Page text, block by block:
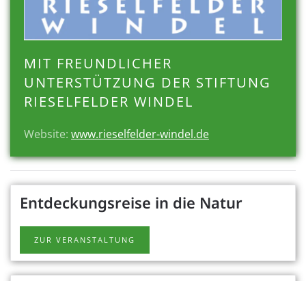
MIT FREUNDLICHER
UNTERSTÜTZUNG DER STIFTUNG
RIESELFELDER WINDEL
Website: www.rieselfelder-windel.de
Entdeckungsreise in die Natur
ZUR VERANSTALTUNG